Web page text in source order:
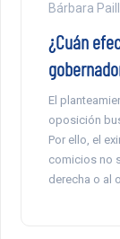
Bárbara
¿Cuán
El
oposición
Por ello, el
comicios no
derecha o al